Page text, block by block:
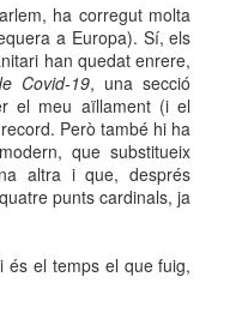
ha corregut molta
a Europa). Sí, els
han quedat enrere,
Covid-19, una secció
el meu aïllament (i el
Però també hi ha
que substitueix
altra i que, després
punts cardinals, ja
és el temps el que fuig,